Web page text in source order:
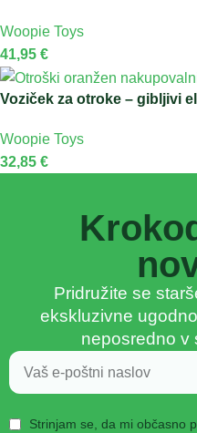
Woopie Toys
41,95 €
Voziček za otroke – gibljivi
Woopie Toys
32,85 €
Pridružite se
ekskluzivne
neposredno v
Strinjam se, da mi občasno